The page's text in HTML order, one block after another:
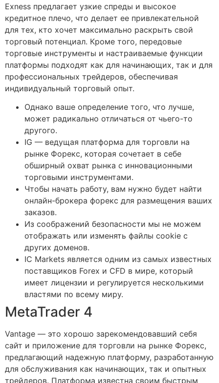
Exness предлагает узкие спреды и высокое
кредитное плечо, что делает ее привлекательной
для тех, кто хочет максимально раскрыть свой
торговый потенциал. Кроме того, передовые
торговые инструменты и настраиваемые функции
платформы подходят как для начинающих, так и для
профессиональных трейдеров, обеспечивая
индивидуальный торговый опыт.
Однако ваше определение того, что лучше,
может радикально отличаться от чьего-то
другого.
IG — ведущая платформа для торговли на
рынке Форекс, которая сочетает в себе
обширный охват рынка с инновационными
торговыми инструментами.
Чтобы начать работу, вам нужно будет найти
онлайн-брокера форекс для размещения ваших
заказов.
Из соображений безопасности мы не можем
отображать или изменять файлы cookie с
других доменов.
IC Markets является одним из самых известных
поставщиков Forex и CFD в мире, который
имеет лицензии и регулируется несколькими
властями по всему миру.
MetaTrader 4
Vantage — это хорошо зарекомендовавший себя
сайт и приложение для торговли на рынке Форекс,
предлагающий надежную платформу, разработанную
для обслуживания как начинающих, так и опытных
трейдеров. Платформа известна своим быстрым